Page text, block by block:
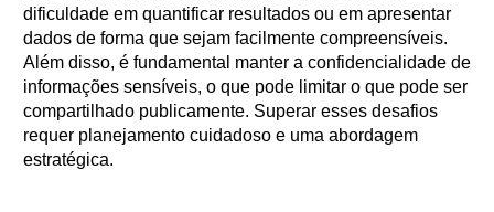
dificuldade em quantificar resultados ou em apresentar
dados de forma que sejam facilmente compreensíveis.
Além disso, é fundamental manter a confidencialidade de
informações sensíveis, o que pode limitar o que pode ser
compartilhado publicamente. Superar esses desafios
requer planejamento cuidadoso e uma abordagem
estratégica.